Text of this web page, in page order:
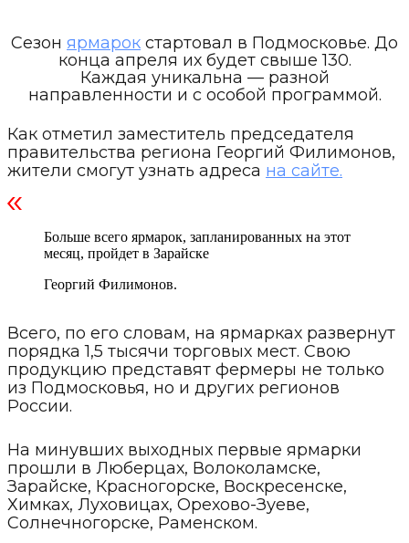
Сезон ярмарок стартовал в Подмосковье. До
конца апреля их будет свыше 130.
Каждая уникальна — разной
направленности и с особой программой.
Как отметил заместитель председателя
правительства региона Георгий Филимонов,
жители смогут узнать адреса на сайте.
Больше всего ярмарок, запланированных на этот
месяц, пройдет в Зарайске
Георгий Филимонов.
Всего, по его словам, на ярмарках развернут
порядка 1,5 тысячи торговых мест. Свою
продукцию представят фермеры не только
из Подмосковья, но и других регионов
России.
На минувших выходных первые ярмарки
прошли в Люберцах, Волоколамске,
Зарайске, Красногорске, Воскресенске,
Химках, Луховицах, Орехово-Зуеве,
Солнечногорске, Раменском.